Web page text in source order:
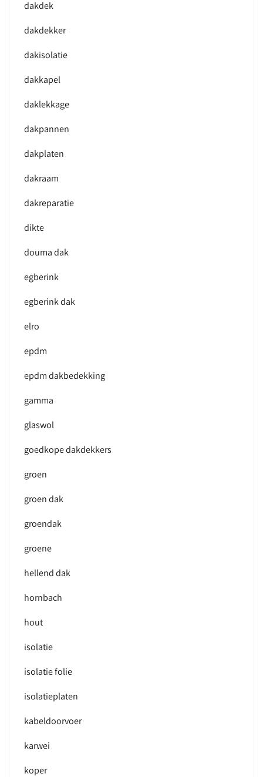
dakdek
dakdekker
dakisolatie
dakkapel
daklekkage
dakpannen
dakplaten
dakraam
dakreparatie
dikte
douma dak
egberink
egberink dak
elro
epdm
epdm dakbedekking
gamma
glaswol
goedkope dakdekkers
groen
groen dak
groendak
groene
hellend dak
hornbach
hout
isolatie
isolatie folie
isolatieplaten
kabeldoorvoer
karwei
koper